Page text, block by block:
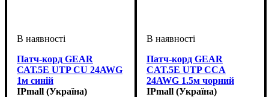
Патч-корд GEAR
САТ.5E UTP CU 24AWG
1м синій
IPmall (Україна)
Патч-корд GEAR
CAT.5E UTP CCA
24AWG 1.5м чорний
IPmall (Україна)